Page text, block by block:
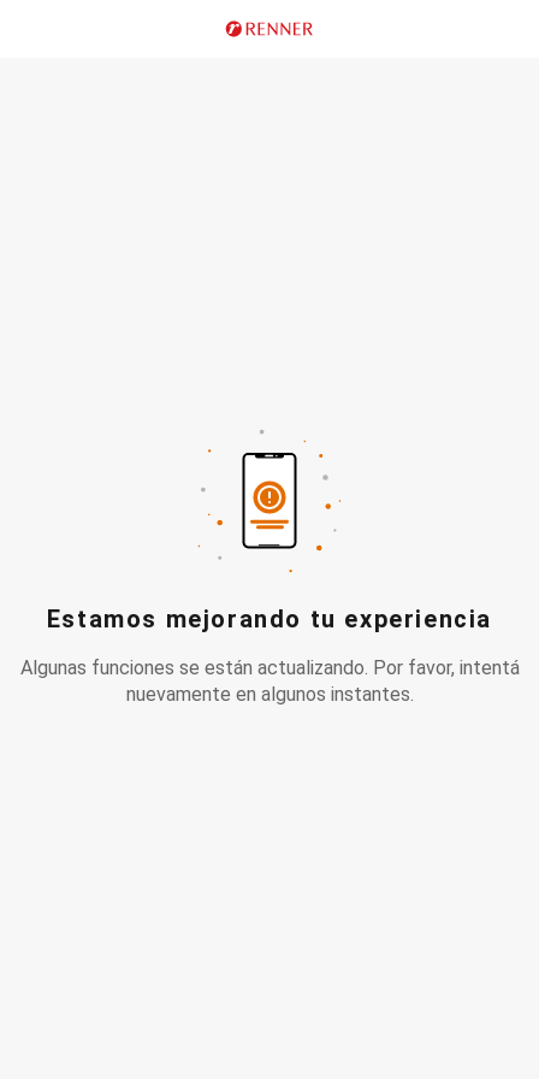
Estamos mejorando tu experiencia
Algunas funciones se están actualizando. Por favor, intentá
nuevamente en algunos instantes.